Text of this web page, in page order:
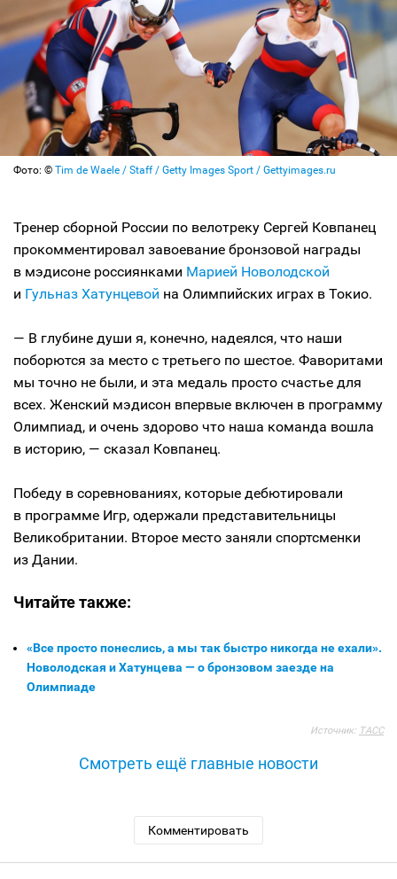
Фото: © Tim de Waele / Staff / Getty Images Sport / Gettyimages.ru
Тренер сборной России по велотреку Сергей Ковпанец
прокомментировал завоевание бронзовой награды
в мэдисоне россиянками Марией Новолодской
и Гульназ Хатунцевой на Олимпийских играх в Токио.
— В глубине души я, конечно, надеялся, что наши
поборются за место с третьего по шестое. Фаворитами
мы точно не были, и эта медаль просто счастье для
всех. Женский мэдисон впервые включен в программу
Олимпиад, и очень здорово что наша команда вошла
в историю, — сказал Ковпанец.
Победу в соревнованиях, которые дебютировали
в программе Игр, одержали представительницы
Великобритании. Второе место заняли спортсменки
из Дании.
Читайте также:
«Все просто понеслись, а мы так быстро никогда не ехали».
Новолодская и Хатунцева — о бронзовом заезде на
Олимпиаде
Источник: ТАСС
Смотреть ещё главные новости
Комментировать